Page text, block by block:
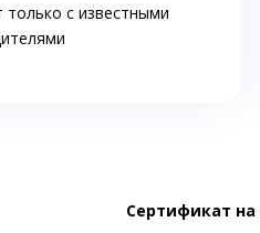
только с известными
Сертификат